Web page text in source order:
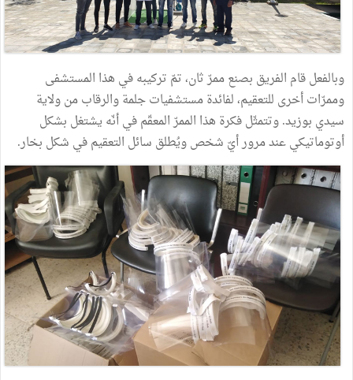
وبالفعل قام الفريق بصنع ممرّ ثان، تمّ تركيبه في هذا المستشفى
وممرّات أخرى للتعقيم، لفائدة مستشفيات جلمة والرقاب من ولاية
سيدي بوزيد. وتتمثّل فكرة هذا الممرّ المعقّم في أنّه يشتغل بشكل
أوتوماتيكي عند مرور أيّ شخص ويُطلق سائل التعقيم في شكل بخار.